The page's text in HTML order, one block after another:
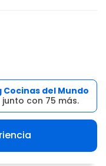
Cocinas del Mundo
con 75 más.